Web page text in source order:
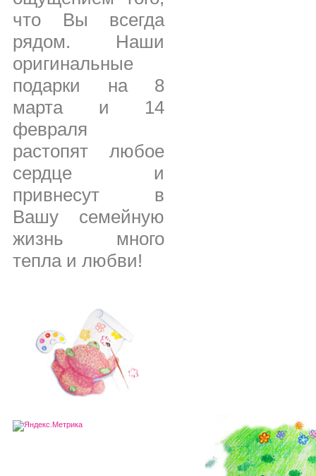
что Вы всегда
рядом. Наши
оригинальные
подарки на 8
марта и 14
февраля
растопят любое
сердце и
привнесут в
Вашу семейную
жизнь много
тепла и любви!